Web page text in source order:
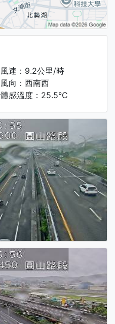
風速：9.2公里/時
風向：西南西
體感溫度：25.5°C